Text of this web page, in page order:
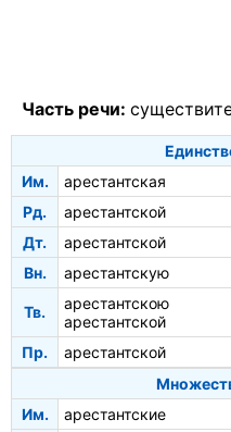
Часть речи:
Им.
арестантская
Рд.
арестантской
Дт.
арестантской
Вн.
арестантскую
Тв.
арестантскою
арестантской
Пр.
арестантской
Им.
арестантские